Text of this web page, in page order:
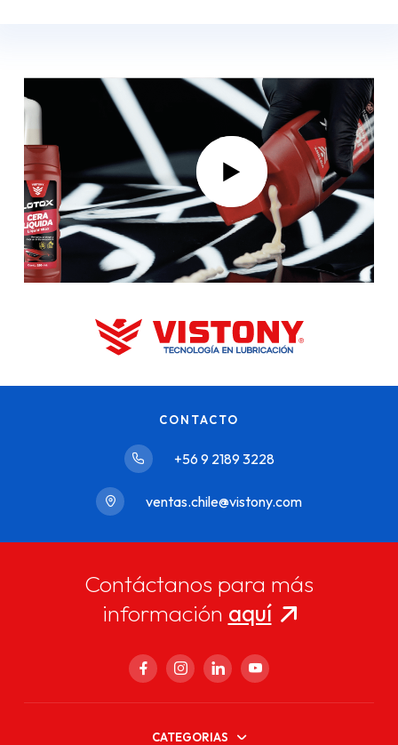
CONTACTO
+56 9 2189 3228
ventas.chile@vistony.com
Contáctanos para más
información aquí
CATEGORIAS